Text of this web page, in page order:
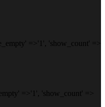
=>'1', 'show_count' =>
=>'1', 'show_count' =>